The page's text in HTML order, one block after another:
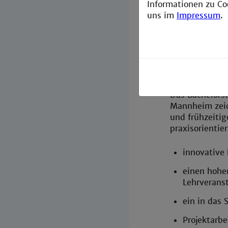
Das
Mannheim
und
innovative
einen
ein in das
Informationen zu
uns im Impressum.